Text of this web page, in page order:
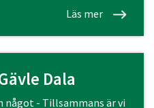
Läs mer
Dala
något - Tillsammans är vi